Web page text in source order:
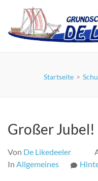
Inhalt
springen
(Eingabetaste
Startseite >
Großer Jubel!
Von De Likedeeler
In Allgemeines